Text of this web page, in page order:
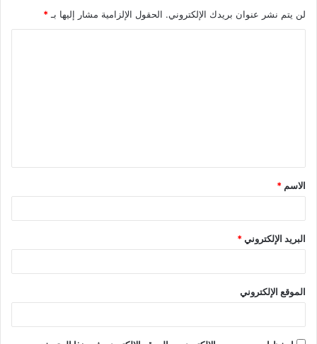
لن يتم نشر عنوان بريدك الإلكتروني. الحقول الإلزامية مشار إليها بـ *
الاسم *
البريد الإلكتروني*
الموقع الإلكتروني